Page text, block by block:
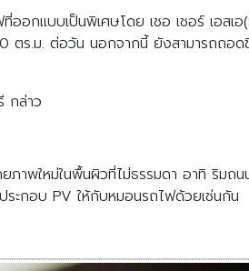
อกแบบเป็นพิเศษโดย เชอ เชอร์ เอสเ
ตร.ม. ต่อวัน นอกจากนี้ ยังสามารถถอ
กล่าว
พใหม่ในพื้นผิวที่ไม่ธรรมดา อาทิ ริมถน
ะกอบ PV ให้กับหมอนรถไฟด้วยเช่นกัน